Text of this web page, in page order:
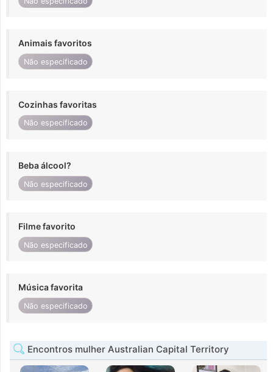
Animais favoritos
Não especificado
Cozinhas favoritas
Não especificado
Beba álcool?
Não especificado
Filme favorito
Não especificado
Música favorita
Não especificado
Encontros mulher Australian Capital Territory